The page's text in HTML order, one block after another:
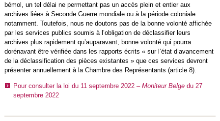
bémol, un tel délai ne permettant pas un accès plein et entier aux
archives liées à Seconde Guerre mondiale ou à la période coloniale
notamment. Toutefois, nous ne doutons pas de la bonne volonté affichée
par les services publics soumis à l’obligation de déclassifier leurs
archives plus rapidement qu’auparavant, bonne volonté qui pourra
dorénavant être vérifiée dans les rapports écrits « sur l’état d’avancement
de la déclassification des pièces existantes » que ces services devront
présenter annuellement à la Chambre des Représentants (article 8).
Pour consulter la loi du 11 septembre 2022 – Moniteur Belgedu 27
septembre 2022